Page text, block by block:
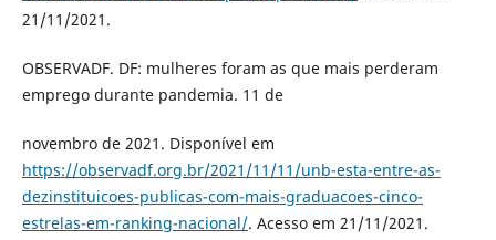
21/11/2021.
OBSERVADF. DF: mulheres foram as que mais perderam
emprego durante pandemia. 11 de
novembro de 2021. Disponível em
https://observadf.org.br/2021/11/11/unb-esta-entre-as-
dezinstituicoes-publicas-com-mais-graduacoes-cinco-
estrelas-em-ranking-nacional/. Acesso em 21/11/2021.